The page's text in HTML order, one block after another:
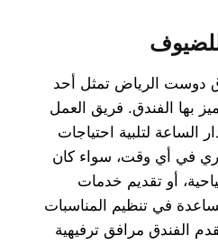
دوست الرياض تمثل أحد
بها الفندق. فريق العمل
الساعة لتلبية احتياجات
في أي وقت، سواء كان
أو تقديم خدمات
في تنظيم المناسبات
الفندق مرافق ترفيهية